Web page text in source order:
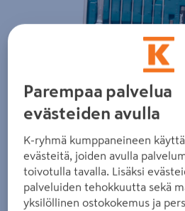
Parempaa palvelua
evästeiden avulla
K-ryhmä kumppaneineen
evästeitä, joiden avulla
toivotulla tavalla. Lisäksi
palveluiden tehokkuutta sekä
yksilöllinen ostokokemus ja